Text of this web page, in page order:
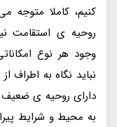
کنیم، کاملا
روحیه ی استقامت
وجود هر نوع
نباید نگاه به
دارای روحیه ی
به محیط و شرایط